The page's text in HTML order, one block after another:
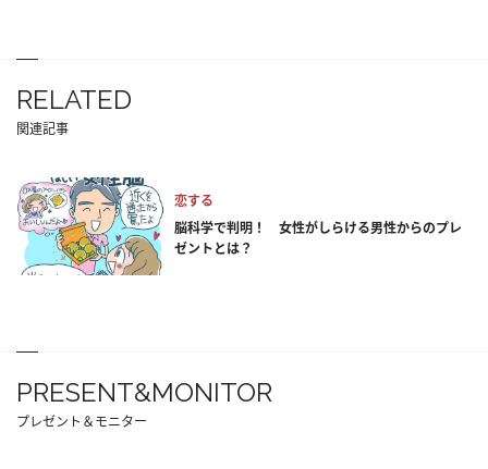
RELATED
関連記事
恋する
脳科学で判明！ 女性がしらける男性からのプレ
ゼントとは？
PRESENT&MONITOR
プレゼント＆モニター